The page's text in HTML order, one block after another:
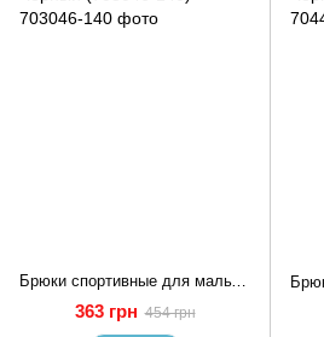
Брюки спортивные для мальчика подростка 140 Черный (703046-140)
363 грн 454 грн